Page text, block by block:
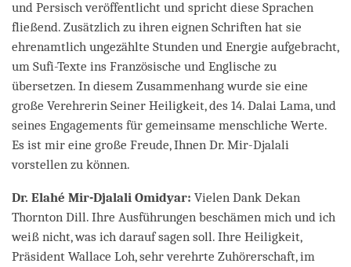
und Persisch veröffentlicht und spricht diese Sprachen
fließend. Zusätzlich zu ihren eignen Schriften hat sie
ehrenamtlich ungezählte Stunden und Energie aufgebracht,
um Sufi-Texte ins Französische und Englische zu
übersetzen. In diesem Zusammenhang wurde sie eine
große Verehrerin Seiner Heiligkeit, des 14. Dalai Lama, und
seines Engagements für gemeinsame menschliche Werte.
Es ist mir eine große Freude, Ihnen Dr. Mir-Djalali
vorstellen zu können.
Dr. Elahé Mir-Djalali Omidyar: Vielen Dank Dekan
Thornton Dill. Ihre Ausführungen beschämen mich und ich
weiß nicht, was ich darauf sagen soll. Ihre Heiligkeit,
Präsident Wallace Loh, sehr verehrte Zuhörerschaft, im